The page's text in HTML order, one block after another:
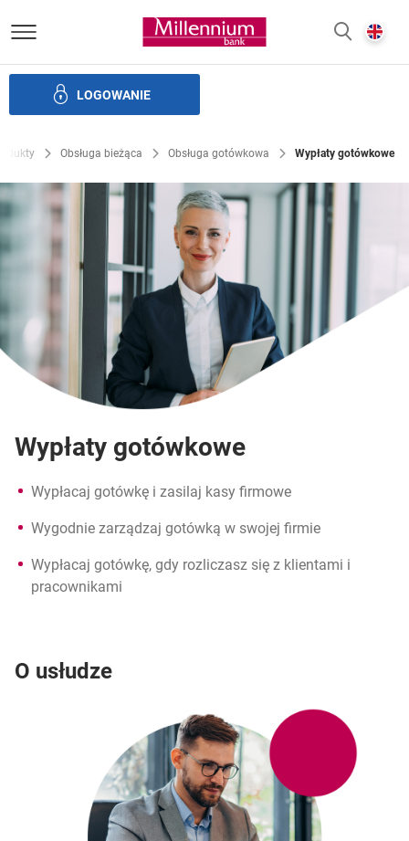
Bank Millennium homepage
LOGOWANIE
Obsługa bieżąca Obsługa gotówkowa Wypłaty gotówkowe
Wypłaty gotówkowe
Wypłacaj gotówkę i zasilaj kasy firmowe
Wygodnie zarządzaj gotówką w swojej firmie
Wypłacaj gotówkę, gdy rozliczasz się z klientami i
pracownikami
O usłudze